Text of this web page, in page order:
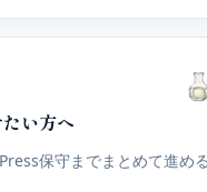
い方へ
保守までまとめて進め